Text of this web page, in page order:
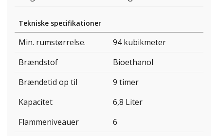
Tekniske specifikationer
Min. rumstørrelse.
94 kubikmeter
Brændstof
Bioethanol
Brændetid op til
9 timer
Kapacitet
6,8 Liter
Flammeniveauer
6